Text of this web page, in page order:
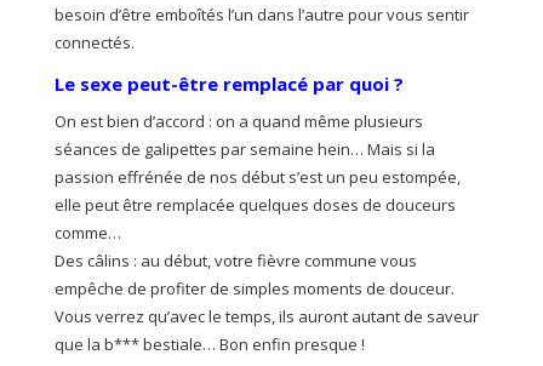
besoin d’être emboîtés l’un dans l’autre pour vous sentir
connectés.
Le sexe peut-être remplacé par quoi ?
On est bien d’accord : on a quand même plusieurs
séances de galipettes par semaine hein… Mais si la
passion effrénée de nos début s’est un peu estompée,
elle peut être remplacée quelques doses de douceurs
comme…
Des câlins : au début, votre fièvre commune vous
empêche de profiter de simples moments de douceur.
Vous verrez qu’avec le temps, ils auront autant de saveur
que la b*** bestiale… Bon enfin presque !